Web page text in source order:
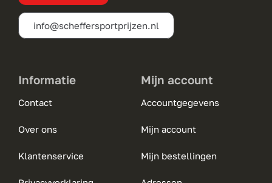
de
productpagina
info@scheffersportprijzen.nl
Informatie
Contact
Over ons
Klantenservice
Mijn account
Accountgegevens
Mijn account
Mijn bestellingen